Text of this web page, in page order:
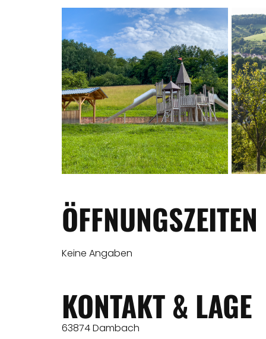
ÖFFNUNGSZEITEN
Keine Angaben
KONTAKT & LAGE
63874 Dambach